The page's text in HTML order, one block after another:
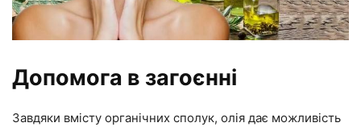
Допомога в загоєнні
Завдяки вмісту органічних сполук, олія дає можливість